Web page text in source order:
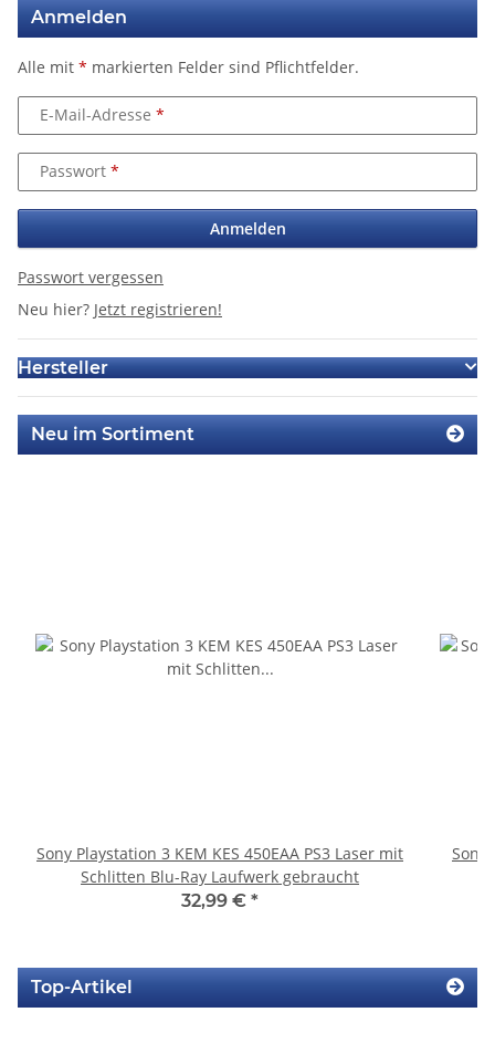
Anmelden
Alle mit * markierten Felder sind Pflichtfelder.
E-Mail-Adresse
Passwort
Anmelden
Passwort vergessen
Neu hier? Jetzt registrieren!
Hersteller
Neu im Sortiment
Sony Playstation 3 KEM KES 450EAA PS3 Laser mit
Schlitten Blu-Ray Laufwerk gebraucht
32,99 € *
Sony
Top-Artikel